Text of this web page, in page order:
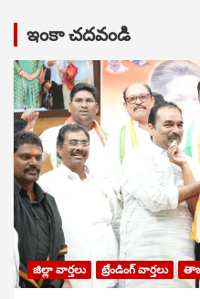
ఇంకా చదవండి
జిల్లా వార్తలు ట్రేండింగ్ వార్తలు